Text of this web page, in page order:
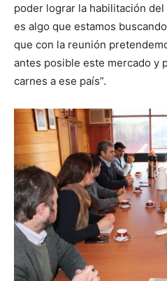
poder lograr la habilitación
es algo que estamos
que con la reunión
antes posible este mercado y
carnes a ese país”.